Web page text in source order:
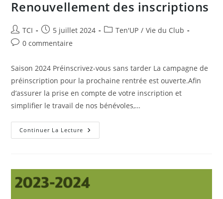
Renouvellement des inscriptions
Auteur/autrice
de
TCI
Publication
publiée :
5 juillet 2024
PostTen'UP / Vie du Club
Commentaires
la
0 commentaire
Saison 2024 Préinscrivez-vous sans tarder La campagne de
préinscription pour la prochaine rentrée est ouverte.Afin
d’assurer la prise en compte de votre inscription et
simplifier le travail de nos bénévoles,…
Continuer La Lecture Renouvellement
Des